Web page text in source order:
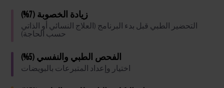
زيادة الخصوبة (7%)
التحضير الطبي قبل بدء البرنامج (العلاج النسائي أو الذاتي
حسب الحاجة)
الفحص الطبي والنفسي (5%)
اختيار وإعداد المتبرعات بالبويضات